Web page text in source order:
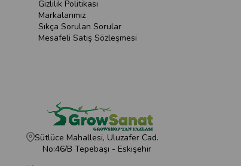
Gizlilik Politikası
Markalarımız
Sıkça Sorulan Sorular
Mesafeli Satış Sözleşmesi
Sütlüce Mahallesi, Uluzafer Cad.
No:46/B Tepebaşı - Eskişehir